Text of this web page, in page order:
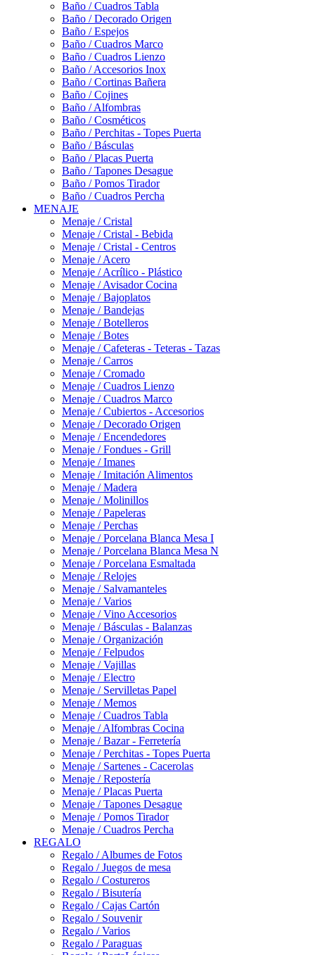
Baño / Cuadros Tabla
Baño / Decorado Origen
Baño / Espejos
Baño / Cuadros Marco
Baño / Cuadros Lienzo
Baño / Accesorios Inox
Baño / Cortinas Bañera
Baño / Cojines
Baño / Alfombras
Baño / Cosméticos
Baño / Perchitas - Topes Puerta
Baño / Básculas
Baño / Placas Puerta
Baño / Tapones Desague
Baño / Pomos Tirador
Baño / Cuadros Percha
MENAJE
Menaje / Cristal
Menaje / Cristal - Bebida
Menaje / Cristal - Centros
Menaje / Acero
Menaje / Acrílico - Plástico
Menaje / Avisador Cocina
Menaje / Bajoplatos
Menaje / Bandejas
Menaje / Botelleros
Menaje / Botes
Menaje / Cafeteras - Teteras - Tazas
Menaje / Carros
Menaje / Cromado
Menaje / Cuadros Lienzo
Menaje / Cuadros Marco
Menaje / Cubiertos - Accesorios
Menaje / Decorado Origen
Menaje / Encendedores
Menaje / Fondues - Grill
Menaje / Imanes
Menaje / Imitación Alimentos
Menaje / Madera
Menaje / Molinillos
Menaje / Papeleras
Menaje / Perchas
Menaje / Porcelana Blanca Mesa I
Menaje / Porcelana Blanca Mesa N
Menaje / Porcelana Esmaltada
Menaje / Relojes
Menaje / Salvamanteles
Menaje / Varios
Menaje / Vino Accesorios
Menaje / Básculas - Balanzas
Menaje / Organización
Menaje / Felpudos
Menaje / Vajillas
Menaje / Electro
Menaje / Servilletas Papel
Menaje / Memos
Menaje / Cuadros Tabla
Menaje / Alfombras Cocina
Menaje / Bazar - Ferretería
Menaje / Perchitas - Topes Puerta
Menaje / Sartenes - Cacerolas
Menaje / Repostería
Menaje / Placas Puerta
Menaje / Tapones Desague
Menaje / Pomos Tirador
Menaje / Cuadros Percha
REGALO
Regalo / Albumes de Fotos
Regalo / Juegos de mesa
Regalo / Costureros
Regalo / Bisutería
Regalo / Cajas Cartón
Regalo / Souvenir
Regalo / Varios
Regalo / Paraguas